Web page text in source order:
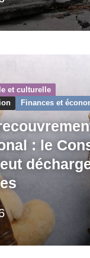
et culturelle
Finances et
: le